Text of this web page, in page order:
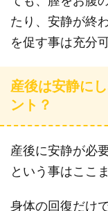
たり、安静が終
を促す事は充分
産後は安静に
ント？
産後に安静が必
という事はここ
身体の回復だけ